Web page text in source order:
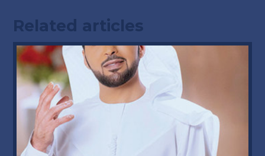
Related articles